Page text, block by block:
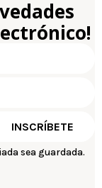
sea guardada.